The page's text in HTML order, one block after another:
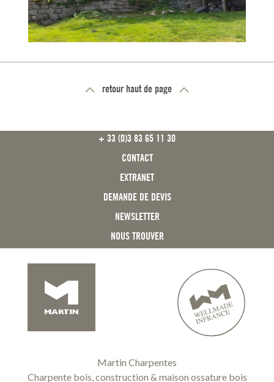
retour haut de page
+ 33 (0)3 83 65 11 30
CONTACT
EXTRANET
DEMANDE DE DEVIS
NEWSLETTER
NOUS TROUVER
Martin Charpentes
Charpente bois, construction & maison ossature bois